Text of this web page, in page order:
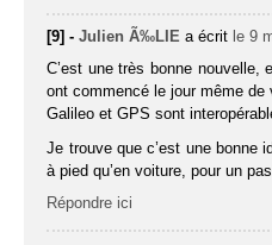
[9] -Julien Ã‰LIE a écrit le 9
C’est une très bonne nouvelle,
ont commencé le jour même de
Galileo et GPS sont
Je trouve que c’est une bonne
à pied qu’en voiture, pour un
Répondre ici